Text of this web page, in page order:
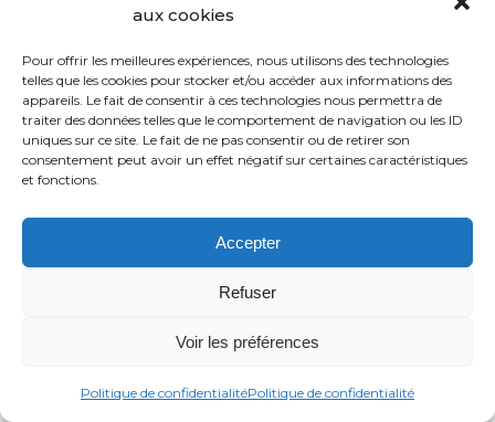
aux cookies
Pour offrir les meilleures expériences, nous utilisons des technologies
telles que les cookies pour stocker et/ou accéder aux informations des
appareils. Le fait de consentir à ces technologies nous permettra de
traiter des données telles que le comportement de navigation ou les ID
uniques sur ce site. Le fait de ne pas consentir ou de retirer son
consentement peut avoir un effet négatif sur certaines caractéristiques
et fonctions.
Accepter
Refuser
Voir les préférences
Politique de confidentialitéPolitique de confidentialité
CONFIDENTIALITÉ